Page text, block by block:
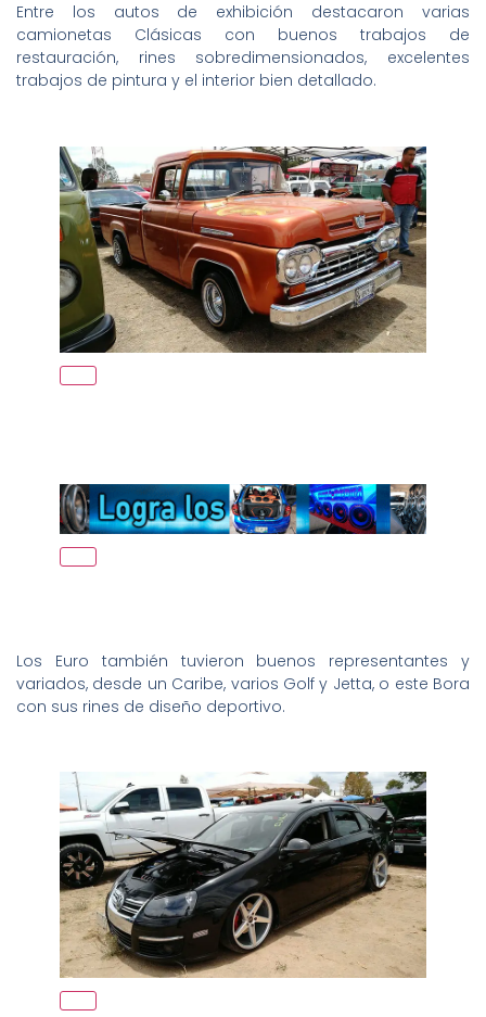
Entre los autos de exhibición destacaron varias
camionetas Clásicas con buenos trabajos de
restauración, rines sobredimensionados, excelentes
trabajos de pintura y el interior bien detallado.
Los Euro también tuvieron buenos representantes y
variados, desde un Caribe, varios Golf y Jetta, o este Bora
con sus rines de diseño deportivo.